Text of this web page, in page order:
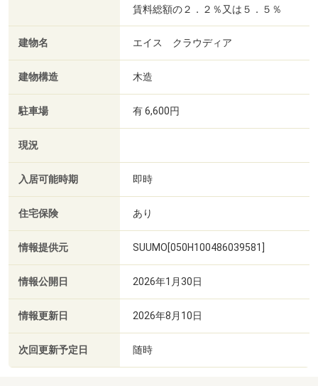
賃料総額の２．２％又は５．５％
建物名 エイス クラウディア
建物構造 木造
駐車場 有 6,600円
現況
入居可能時期 即時
住宅保険 あり
情報提供元 SUUMO[050H100486039581]
情報公開日 2026年1月30日
情報更新日 2026年8月10日
次回更新予定日 随時